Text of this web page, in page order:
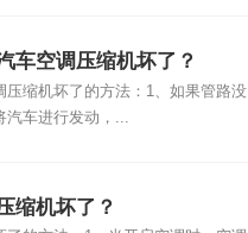
车空调压缩机坏了？
压缩机坏了的方法：1、如果管路没
车进行发动，...
缩机坏了？